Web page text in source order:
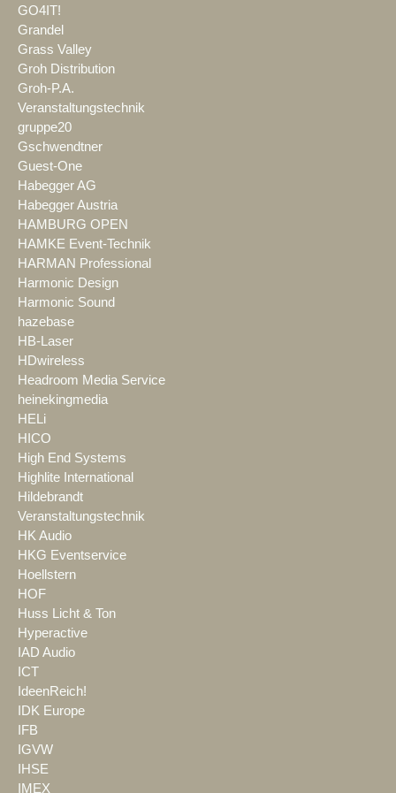
GO4IT!
Grandel
Grass Valley
Groh Distribution
Groh-P.A.
Veranstaltungstechnik
gruppe20
Gschwendtner
Guest-One
Habegger AG
Habegger Austria
HAMBURG OPEN
HAMKE Event-Technik
HARMAN Professional
Harmonic Design
Harmonic Sound
hazebase
HB-Laser
HDwireless
Headroom Media Service
heinekingmedia
HELi
HICO
High End Systems
Highlite International
Hildebrandt
Veranstaltungstechnik
HK Audio
HKG Eventservice
Hoellstern
HOF
Huss Licht & Ton
Hyperactive
IAD Audio
ICT
IdeenReich!
IDK Europe
IFB
IGVW
IHSE
IMEX